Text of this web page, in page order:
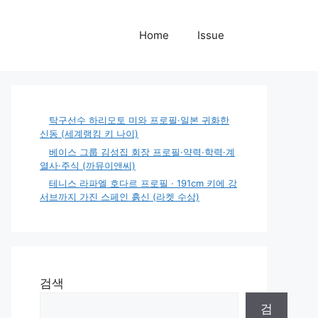
Home Issue
탁구선수 하리모토 미와 프로필·일본 귀화한
신동 (세계랭킹 키 나이)
베이스 그룹 김성집 회장 프로필·약력·학력·계
열사·주식 (까뮤이앤씨)
테니스 라파엘 호다르 프로필 · 191cm 키에 강
서브까지 가진 스페인 흙신 (라켓 수상)
검색
검